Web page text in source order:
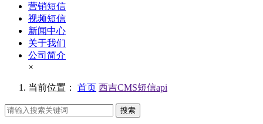
营销短信
视频短信
新闻中心
关于我们
公司简介
×
当前位置： 首页 西吉CMS短信api
搜索